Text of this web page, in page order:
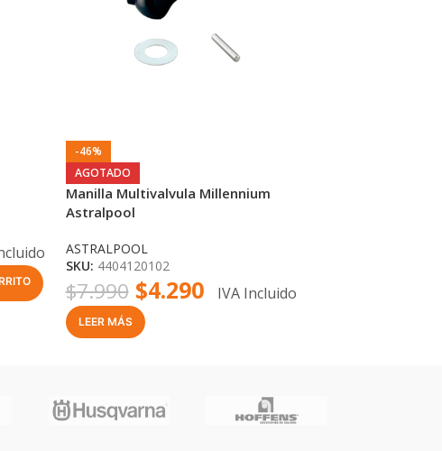
-46%
AGOTADO
Manilla Multivalvula Millennium
Astralpool
ASTRALPOOL
SKU: 4404120102
$7.990 $4.290 IVA Incluido
LEER MÁS